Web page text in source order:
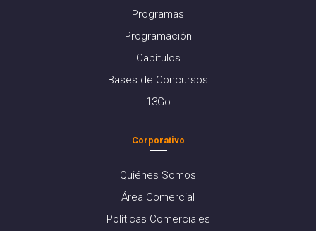
Programas
Programación
Capítulos
Bases de Concursos
13Go
Corporativo
Quiénes Somos
Área Comercial
Políticas Comerciales